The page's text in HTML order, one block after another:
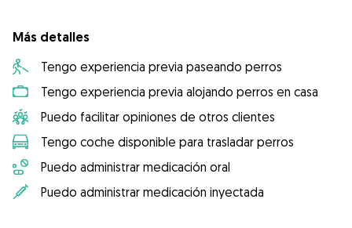
Más detalles
Tengo experiencia previa paseando perros
Tengo experiencia previa alojando perros en casa
Puedo facilitar opiniones de otros clientes
Tengo coche disponible para trasladar perros
Puedo administrar medicación oral
Puedo administrar medicación inyectada